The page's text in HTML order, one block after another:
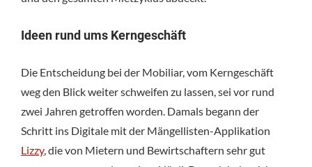
Ideen rund ums Kerngeschäft
Die Entscheidung bei der Mobiliar, vom Kerngeschäft
weg den Blick weiter schweifen zu lassen, sei vor rund
zwei Jahren getroffen worden. Damals begann der
Schritt ins Digitale mit der Mängellisten-Applikation
Lizzy, die von Mietern und Bewirtschaftern sehr gut